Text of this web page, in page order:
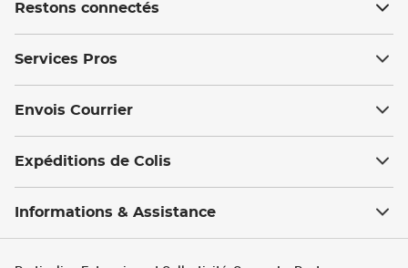
Restons connectés
Services Pros
Envois Courrier
Expéditions de Colis
Informations & Assistance